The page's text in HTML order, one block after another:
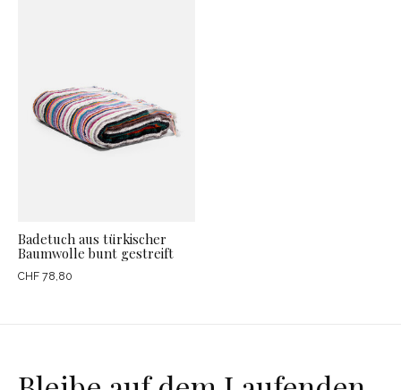
Badetuch aus türkischer
Baumwolle bunt gestreift
CHF 78,80